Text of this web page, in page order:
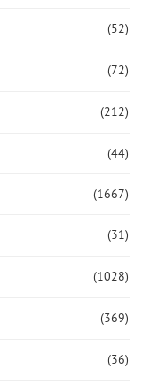
(52)
(72)
(212)
(44)
(1667)
(31)
(1028)
(369)
(36)